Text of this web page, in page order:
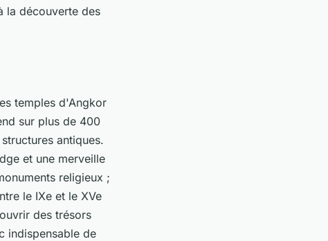
la découverte des
temples d'Angkor
sur plus de 400
antiques.
et une merveille
religieux ;
le IXe et le XVe
des trésors
indispensable de